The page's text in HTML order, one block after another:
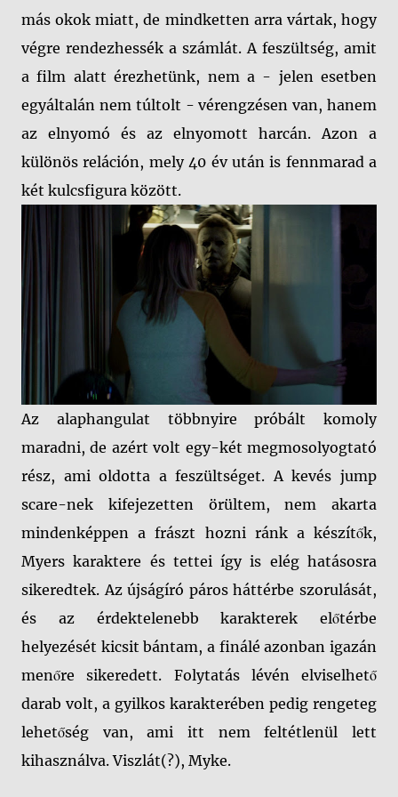
más okok miatt, de mindketten arra vártak, hogy
végre rendezhessék a számlát. A feszültség, amit
a film alatt érezhetünk, nem a - jelen esetben
egyáltalán nem túltolt - vérengzésen van, hanem
az elnyomó és az elnyomott harcán. Azon a
különös reláción, mely 40 év után is fennmarad a
két kulcsfigura között.
Az alaphangulat többnyire próbált komoly
maradni, de azért volt egy-két megmosolyogtató
rész, ami oldotta a feszültséget. A kevés jump
scare-nek kifejezetten örültem, nem akarta
mindenképpen a frászt hozni ránk a készítők,
Myers karaktere és tettei így is elég hatásosra
sikeredtek. Az újságíró páros háttérbe szorulását,
és az érdektelenebb karakterek előtérbe
helyezését kicsit bántam, a finálé azonban igazán
menőre sikeredett. Folytatás lévén elviselhető
darab volt, a gyilkos karakterében pedig rengeteg
lehetőség van, ami itt nem feltétlenül lett
kihasználva. Viszlát(?), Myke.